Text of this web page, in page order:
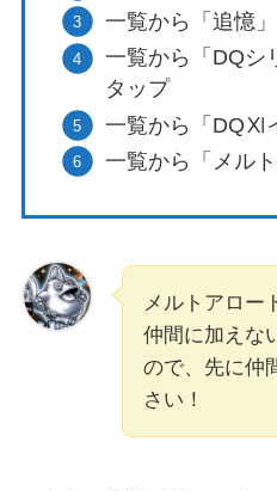
一覧から「追憶
一覧から「DQシ
タップ
一覧から「DQⅪ
一覧から「メル
メルトアロー
仲間に加えな
ので、先に仲
さい！